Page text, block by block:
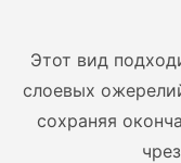
Этот вид
слоевых
сохраняя